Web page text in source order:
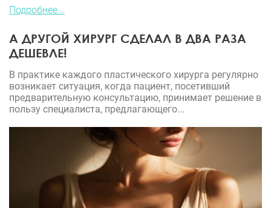
Подробнее...
А ДРУГОЙ ХИРУРГ СДЕЛАЛ В ДВА РАЗА
ДЕШЕВЛЕ!
В практике каждого пластического хирурга регулярно
возникает ситуация, когда пациент, посетивший
предварительную консультацию, принимает решение в
пользу специалиста, предлагающего...